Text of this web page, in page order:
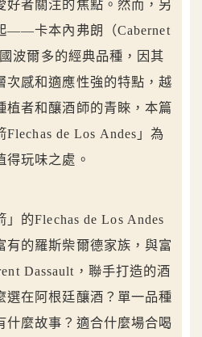
好者關注的焦點。然而，另
——卡本內弗朗（Cabernet
波爾多的經典品種，因其
次感和適應性強的特點，越
植者和釀酒師的青睞，本篇
de Los Andes」為
得玩味之處。
的Flechas de Los Andes
有的羅斯柴爾德家族，與富
Dassault，聯手打造的酒
選在阿根廷釀酒？單一品種
什麼故事？適合什麼場合喝